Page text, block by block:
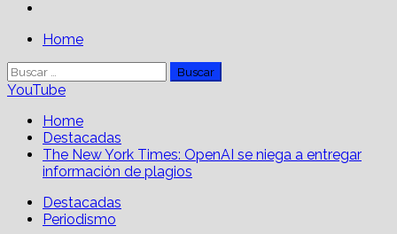
PrimaryHome
Buscar:
YouTube
Home
Destacadas
The New York Times: OpenAI se niega a entregar
información de plagios
Destacadas
Periodismo